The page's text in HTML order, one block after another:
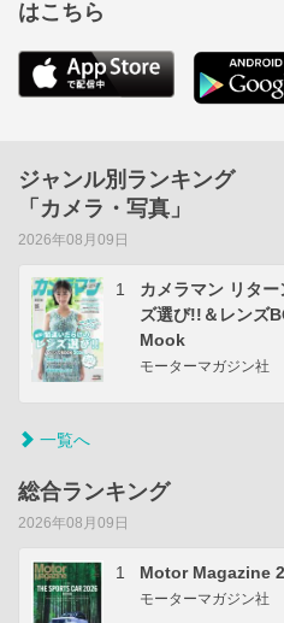
はこちら
ジャンル別ランキング
「カメラ・写真」
2026年08月09日
1
カメラマン リタ
ズ選び!!＆レンズ
Mook
モーターマガジン社
一覧へ
総合ランキング
2026年08月09日
1 Motor Magazine
モーターマガジン社